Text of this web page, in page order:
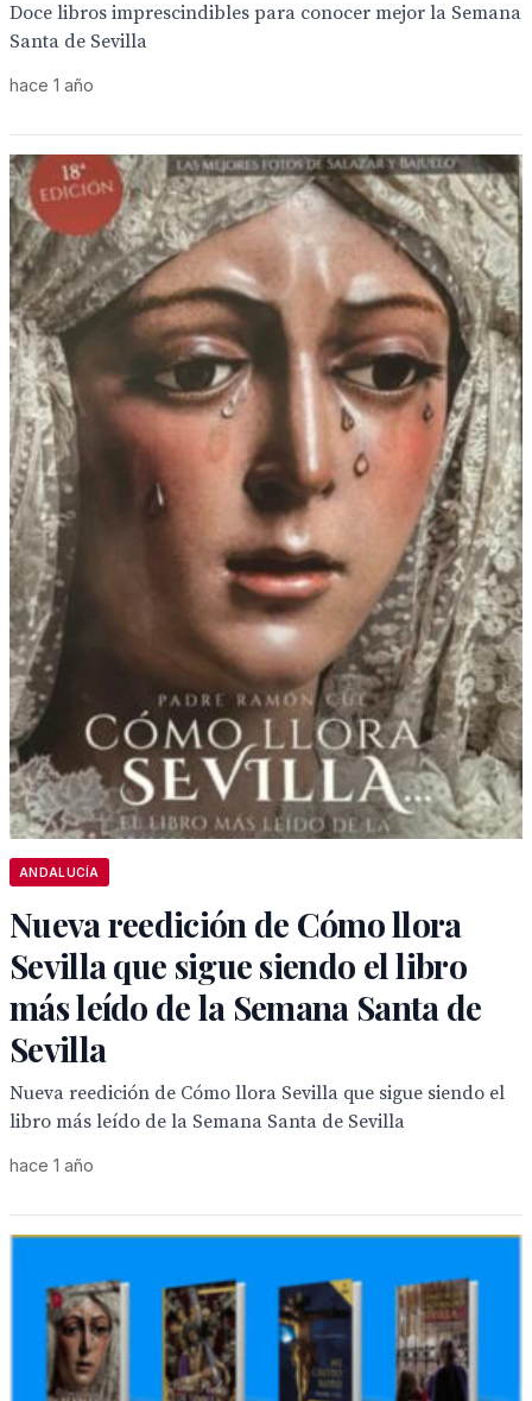
Doce libros imprescindibles para conocer mejor la Semana
Santa de Sevilla
hace 1 año
ANDALUCÍA
Nueva reedición de Cómo llora
Sevilla que sigue siendo el libro
más leído de la Semana Santa de
Sevilla
Nueva reedición de Cómo llora Sevilla que sigue siendo el
libro más leído de la Semana Santa de Sevilla
hace 1 año